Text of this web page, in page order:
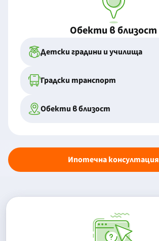
Обекти в близост
Детски градини и училища
Градски транспорт
Обекти в близост
Ипотечна консултация